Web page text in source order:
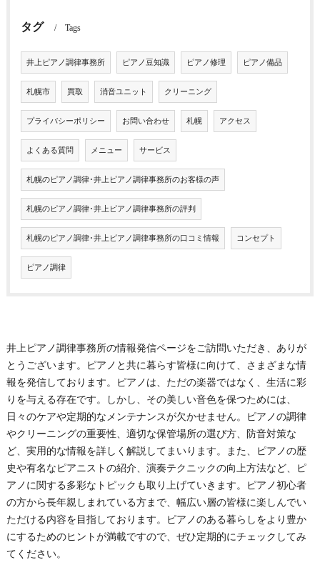
タグ Tags
井上ピアノ調律事務所 ピアノ豆知識 ピアノ修理 ピアノ備品
札幌市 買取 消音ユニット クリーニング
プライバシーポリシー お問い合わせ 札幌 アクセス
よくある質問 メニュー サービス
札幌のピアノ調律･井上ピアノ調律事務所のお客様の声
札幌のピアノ調律･井上ピアノ調律事務所の評判
札幌のピアノ調律･井上ピアノ調律事務所の口コミ情報 コンセプト
ピアノ調律
井上ピアノ調律事務所の情報発信ページをご訪問いただき、ありが
とうございます。​ピアノと共に暮らす皆様に向けて、さまざまな情
報を発信しております。​ピアノは、ただの楽器ではなく、生活に彩
りを与える存在です。​しかし、その美しい音色を保つためには、
日々のケアや定期的なメンテナンスが欠かせません。​ピアノの調律
やクリーニングの重要性、適切な保管場所の選び方、防音対策な
ど、実用的な情報を詳しく解説してまいります。​また、ピアノの歴
史や有名なピアニストの紹介、演奏テクニックの向上方法など、ピ
アノに関する多彩なトピックも取り上げていきます。​ピアノ初心者
の方から長年親しまれている方まで、幅広い層の皆様に楽しんでい
ただける内容を目指しております。​ピアノのある暮らしをより豊か
にするためのヒントが満載ですので、ぜひ定期的にチェックしてみ
てください。